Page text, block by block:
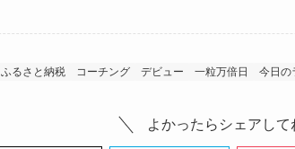
ふるさと納税 コーチング デビュー 一粒万倍日 今日の
よかったらシェアして